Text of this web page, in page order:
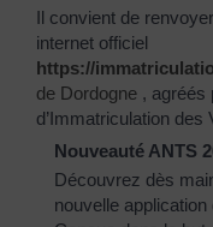
Il convient de
internet officiel
https://
de Dordogne , agréés
d’Immatriculation des
Nouveauté ANTS
Découvrez dès
nouvelle application